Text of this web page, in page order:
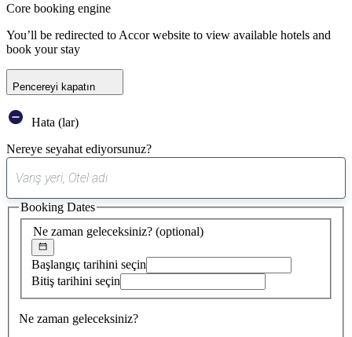
Core booking engine
You’ll be redirected to Accor website to view available hotels and
book your stay
Pencereyi kapatın
Hata (lar)
Nereye seyahat ediyorsunuz?
öneri
bulundu
Ne zaman geleceksiniz? (optional)
Başlangıç tarihini seçin
Bitiş tarihini seçin
Ne zaman geleceksiniz?
Booking Dates